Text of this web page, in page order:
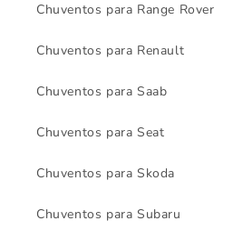
Chuventos para Range Rover
Chuventos para Renault
Chuventos para Saab
Chuventos para Seat
Chuventos para Skoda
Chuventos para Subaru